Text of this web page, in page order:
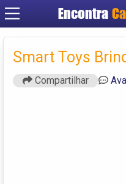
Encontra
Smart Toys
Compartilhar